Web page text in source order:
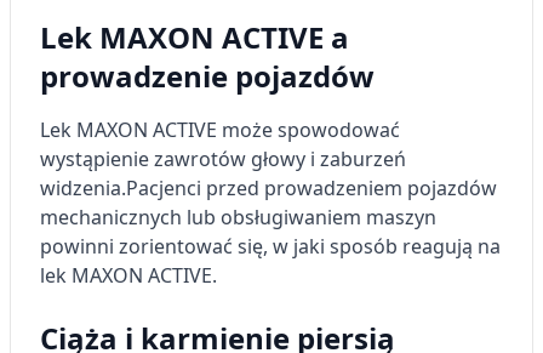
Lek MAXON ACTIVE a
prowadzenie pojazdów
Lek MAXON ACTIVE może spowodować
wystąpienie zawrotów głowy i zaburzeń
widzenia.Pacjenci przed prowadzeniem pojazdów
mechanicznych lub obsługiwaniem maszyn
powinni zorientować się, w jaki sposób reagują na
lek MAXON ACTIVE.
Ciąża i karmienie piersią